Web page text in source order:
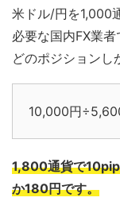
米ドル/円を1,000
必要な国内FX業
どのポジションし
10,000円
1,800通貨で
か180円です。